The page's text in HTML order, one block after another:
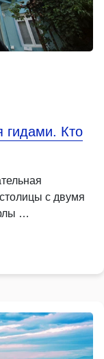
гидами. Кто
с двумя
…